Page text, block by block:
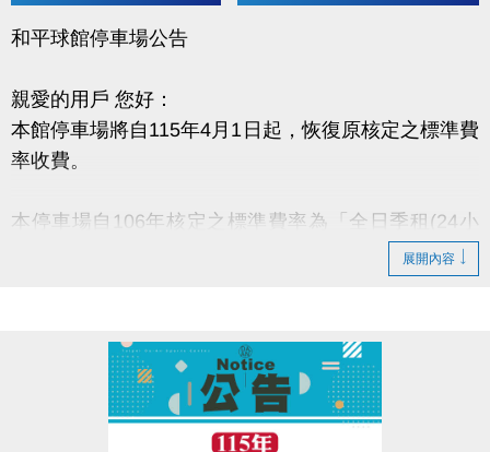
和平球館停車場公告
親愛的用戶 您好：
本館停車場將自115年4月1日起，恢復原核定之標準費
率收費。
本停車場自106年核定之標準費率為「全日季租(24小
時) - 每月$6,500元」，「日間季租 - 每月$5,000
元」。鑒於多年來提供停車服務及租金優惠，惟近年
實際營運需求並確保服務品質，爰恢復原停車費率收
費方式。若造成不便，尚祈民眾諒察。
展開內容